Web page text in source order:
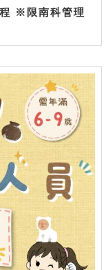
※限南科管理